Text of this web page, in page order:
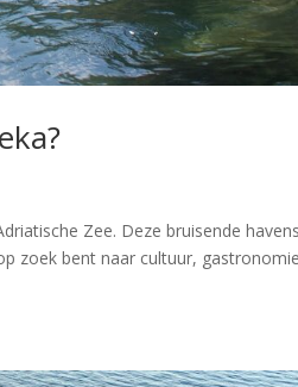
Zee. Deze bruisende
zoek bent naar cultuur,